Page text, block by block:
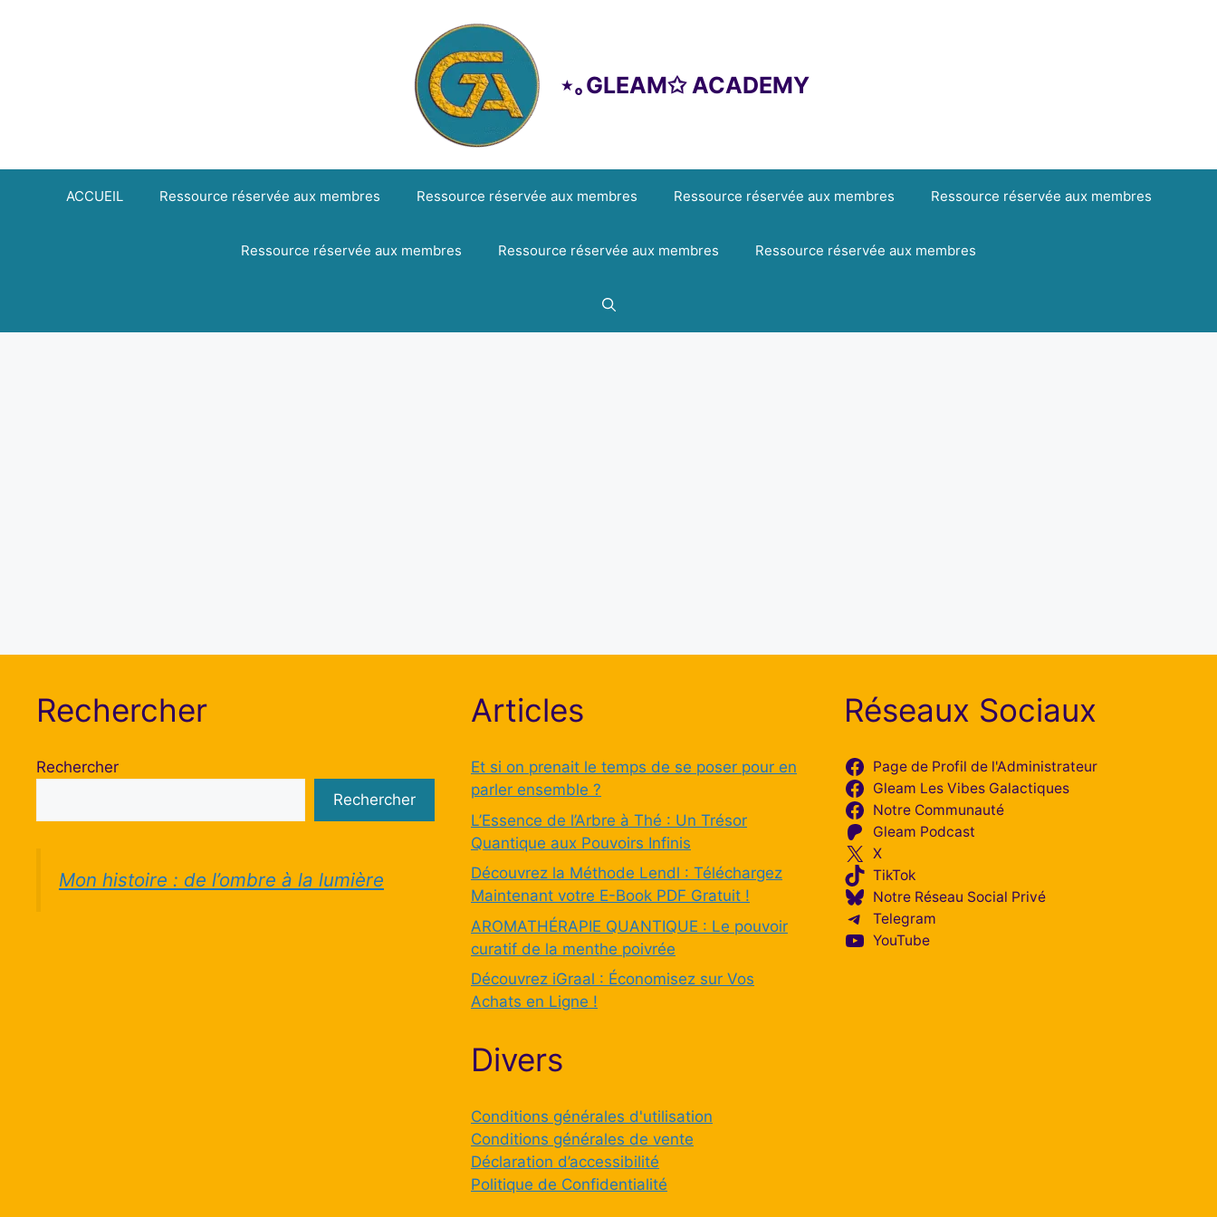
⋆｡GLEAM✩ ACADEMY
ACCUEIL Ressource réservée aux membres Ressource réservée aux membres Ressource réservée aux membres Ressource réservée aux membres
Ressource réservée aux membres Ressource réservée aux membres Ressource réservée aux membres
Rechercher
Rechercher
Rechercher
Mon histoire : de l’ombre à la lumière
Articles
Et si on prenait le temps de se poser pour en
parler ensemble ?
L’Essence de l’Arbre à Thé : Un Trésor
Quantique aux Pouvoirs Infinis
Découvrez la Méthode Lendl : Téléchargez
Maintenant votre E-Book PDF Gratuit !
AROMATHÉRAPIE QUANTIQUE : Le pouvoir
curatif de la menthe poivrée
Découvrez iGraal : Économisez sur Vos
Achats en Ligne !
Divers
Conditions générales d'utilisation
Conditions générales de vente
Déclaration d’accessibilité
Politique de Confidentialité
Réseaux Sociaux
Page de Profil de l'Administrateur
Gleam Les Vibes Galactiques
Notre Communauté
Gleam Podcast
X
TikTok
Notre Réseau Social Privé
Telegram
YouTube